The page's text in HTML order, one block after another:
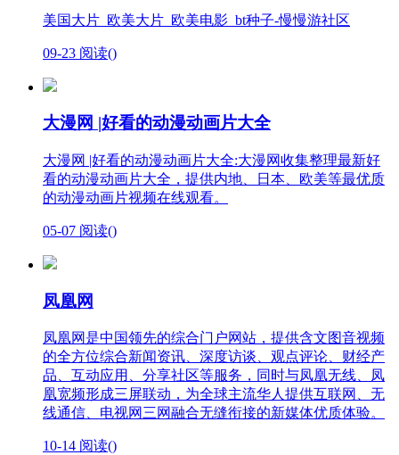
美国大片_欧美大片_欧美电影_bt种子-慢慢游社区
09-23 阅读()
大漫网 |好看的动漫动画片大全
大漫网 |好看的动漫动画片大全:大漫网收集整理最新好
看的动漫动画片大全，提供内地、日本、欧美等最优质
的动漫动画片视频在线观看。
05-07 阅读()
凤凰网
凤凰网是中国领先的综合门户网站，提供含文图音视频
的全方位综合新闻资讯、深度访谈、观点评论、财经产
品、互动应用、分享社区等服务，同时与凤凰无线、凤
凰宽频形成三屏联动，为全球主流华人提供互联网、无
线通信、电视网三网融合无缝衔接的新媒体优质体验。
10-14 阅读()